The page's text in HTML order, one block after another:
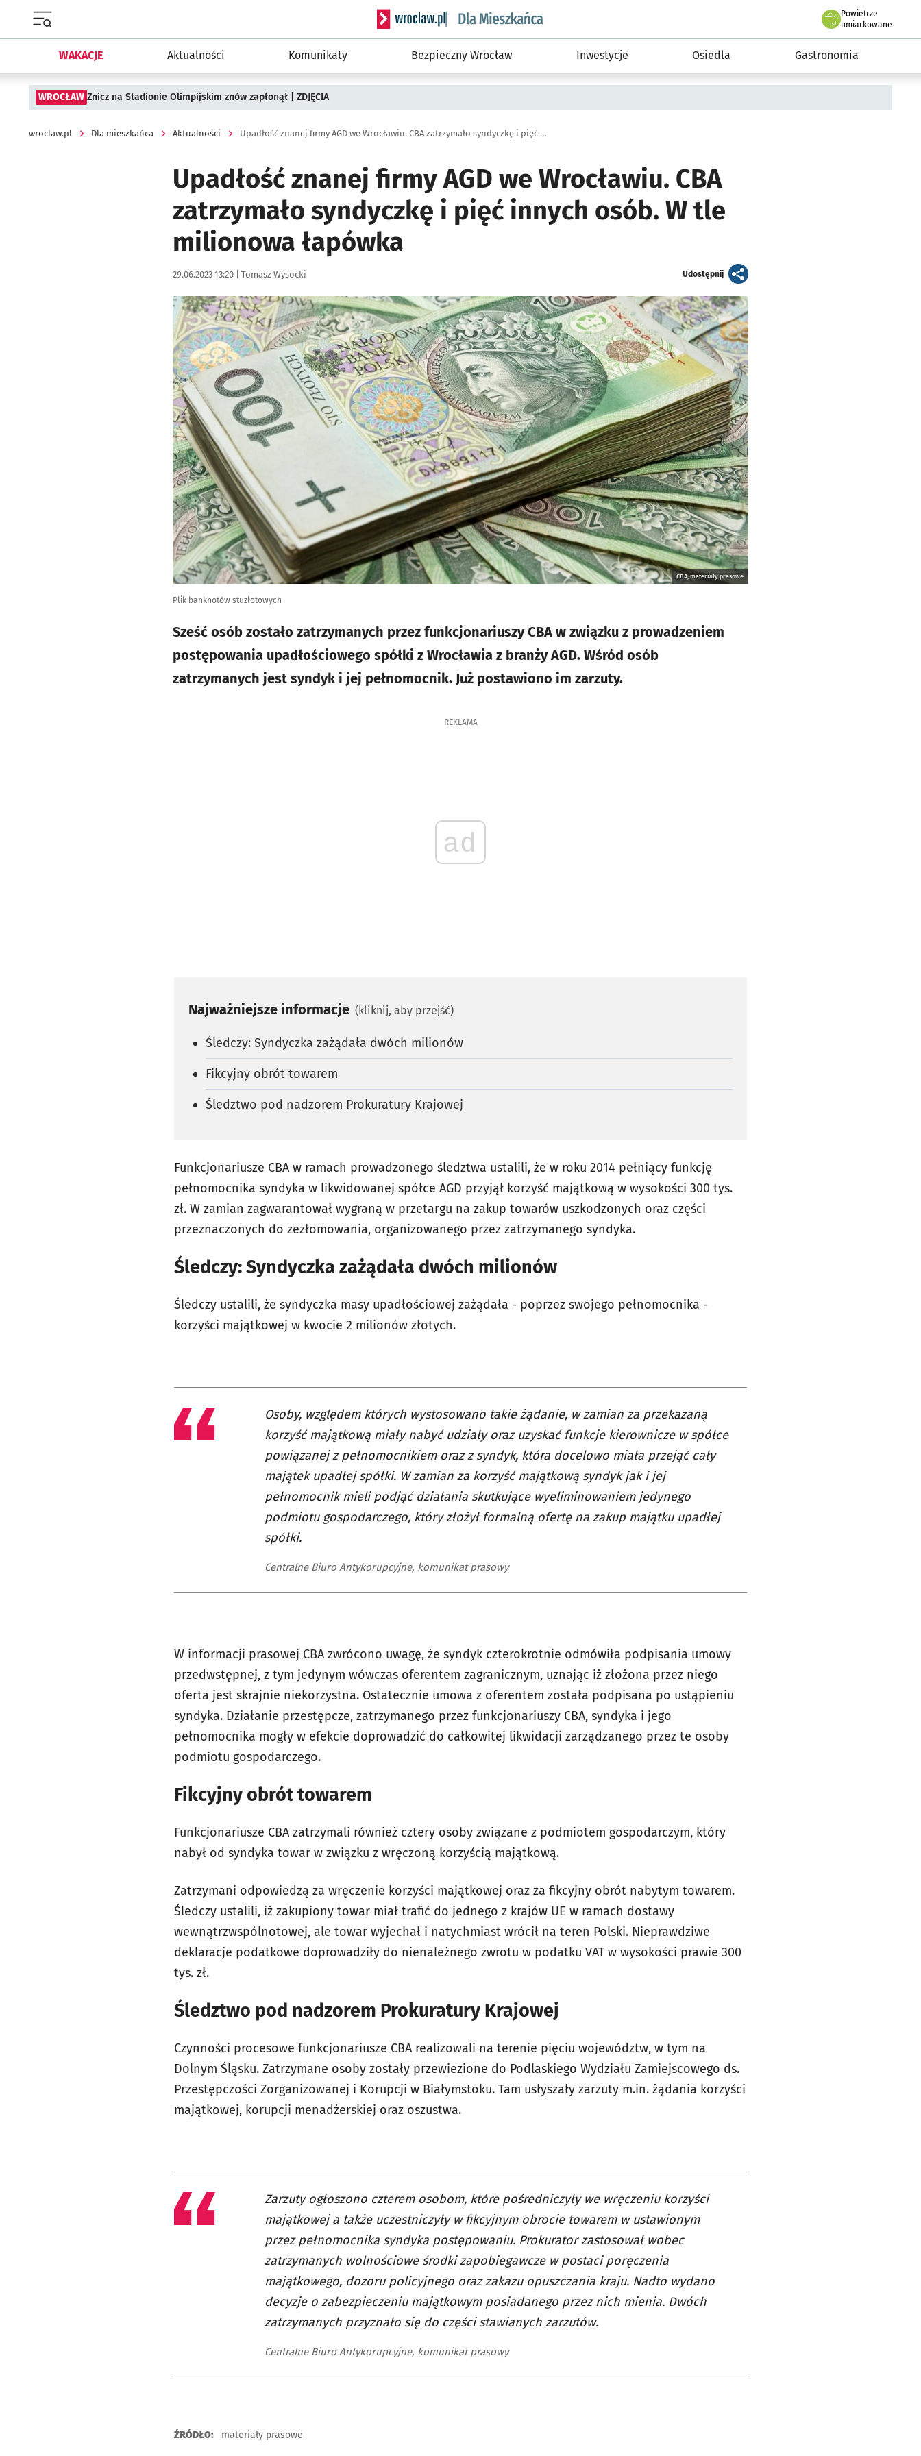
Serwis informacyjny wroclaw.pl podserwis: Dla mieszkańca
Powietrze
we Wrocławiu
umiarkowane
WAKACJE Aktualności Komunikaty Bezpieczny Wrocław Inwestycje Osiedla Gastronomia
WROCŁAW Znicz na Stadionie Olimpijskim znów zapłonął | ZDJĘCIA
wroclaw.pl Dla mieszkańca Aktualności Upadłość znanej firmy AGD we Wrocławiu. CBA zatrzymało syndyczkę i pięć innych osób. W tle milionowa łapówka
Upadłość znanej firmy AGD we Wrocławiu. CBA
zatrzymało syndyczkę i pięć innych osób. W tle
milionowa łapówka
Data publikacji:
29.06.2023 13:20 | Autor:
Tomasz Wysocki Udostępnijartykuł
Kliknij, aby powiększyć
CBA, materiały prasowe
Plik banknotów stuzłotowych
Sześć osób zostało zatrzymanych przez funkcjonariuszy CBA w związku z prowadzeniem
postępowania upadłościowego spółki z Wrocławia z branży AGD. Wśród osób
zatrzymanych jest syndyk i jej pełnomocnik. Już postawiono im zarzuty.
REKLAMA
ad
Najważniejsze informacje (kliknij, aby przejść)
Śledczy: Syndyczka zażądała dwóch milionów
Fikcyjny obrót towarem
Śledztwo pod nadzorem Prokuratury Krajowej
Funkcjonariusze CBA w ramach prowadzonego śledztwa ustalili, że w roku 2014 pełniący funkcję
pełnomocnika syndyka w likwidowanej spółce AGD przyjął korzyść majątkową w wysokości 300 tys.
zł. W zamian zagwarantował wygraną w przetargu na zakup towarów uszkodzonych oraz części
przeznaczonych do zezłomowania, organizowanego przez zatrzymanego syndyka.
Śledczy: Syndyczka zażądała dwóch milionów
Śledczy ustalili, że syndyczka masy upadłościowej zażądała - poprzez swojego pełnomocnika -
korzyści majątkowej w kwocie 2 milionów złotych.
Osoby, względem których wystosowano takie żądanie, w zamian za przekazaną
korzyść majątkową miały nabyć udziały oraz uzyskać funkcje kierownicze w spółce
powiązanej z pełnomocnikiem oraz z syndyk, która docelowo miała przejąć cały
majątek upadłej spółki. W zamian za korzyść majątkową syndyk jak i jej
pełnomocnik mieli podjąć działania skutkujące wyeliminowaniem jedynego
podmiotu gospodarczego, który złożył formalną ofertę na zakup majątku upadłej
spółki.
Centralne Biuro Antykorupcyjne, komunikat prasowy
W informacji prasowej CBA zwrócono uwagę, że syndyk czterokrotnie odmówiła podpisania umowy
przedwstępnej, z tym jedynym wówczas oferentem zagranicznym, uznając iż złożona przez niego
oferta jest skrajnie niekorzystna. Ostatecznie umowa z oferentem została podpisana po ustąpieniu
syndyka. Działanie przestępcze, zatrzymanego przez funkcjonariuszy CBA, syndyka i jego
pełnomocnika mogły w efekcie doprowadzić do całkowitej likwidacji zarządzanego przez te osoby
podmiotu gospodarczego.
Fikcyjny obrót towarem
Funkcjonariusze CBA zatrzymali również cztery osoby związane z podmiotem gospodarczym, który
nabył od syndyka towar w związku z wręczoną korzyścią majątkową.
Zatrzymani odpowiedzą za wręczenie korzyści majątkowej oraz za fikcyjny obrót nabytym towarem.
Śledczy ustalili, iż zakupiony towar miał trafić do jednego z krajów UE w ramach dostawy
wewnątrzwspólnotowej, ale towar wyjechał i natychmiast wrócił na teren Polski. Nieprawdziwe
deklaracje podatkowe doprowadziły do nienależnego zwrotu w podatku VAT w wysokości prawie 300
tys. zł.
Śledztwo pod nadzorem Prokuratury Krajowej
Czynności procesowe funkcjonariusze CBA realizowali na terenie pięciu województw, w tym na
Dolnym Śląsku. Zatrzymane osoby zostały przewiezione do Podlaskiego Wydziału Zamiejscowego ds.
Przestępczości Zorganizowanej i Korupcji w Białymstoku. Tam usłyszały zarzuty m.in. żądania korzyści
majątkowej, korupcji menadżerskiej oraz oszustwa.
Zarzuty ogłoszono czterem osobom, które pośredniczyły we wręczeniu korzyści
majątkowej a także uczestniczyły w fikcyjnym obrocie towarem w ustawionym
przez pełnomocnika syndyka postępowaniu. Prokurator zastosował wobec
zatrzymanych wolnościowe środki zapobiegawcze w postaci poręczenia
majątkowego, dozoru policyjnego oraz zakazu opuszczania kraju. Nadto wydano
decyzje o zabezpieczeniu majątkowym posiadanego przez nich mienia. Dwóch
zatrzymanych przyznało się do części stawianych zarzutów.
Centralne Biuro Antykorupcyjne, komunikat prasowy
ŹRÓDŁO: materiały prasowe